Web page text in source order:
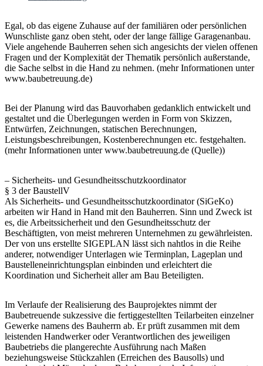
Egal, ob das eigene Zuhause auf der familiären oder persönlichen
Wunschliste ganz oben steht, oder der lange fällige Garagenanbau.
Viele angehende Bauherren sehen sich angesichts der vielen offenen
Fragen und der Komplexität der Thematik persönlich außerstande,
die Sache selbst in die Hand zu nehmen. (mehr Informationen unter
www.baubetreuung.de)
Bei der Planung wird das Bauvorhaben gedanklich entwickelt und
gestaltet und die Überlegungen werden in Form von Skizzen,
Entwürfen, Zeichnungen, statischen Berechnungen,
Leistungsbeschreibungen, Kostenberechnungen etc. festgehalten.
(mehr Informationen unter www.baubetreuung.de (Quelle))
– Sicherheits- und Gesundheitsschutzkoordinator
§ 3 der BaustellV
Als Sicherheits- und Gesundheitsschutzkoordinator (SiGeKo)
arbeiten wir Hand in Hand mit den Bauherren. Sinn und Zweck ist
es, die Arbeitssicherheit und den Gesundheitsschutz der
Beschäftigten, von meist mehreren Unternehmen zu gewährleisten.
Der von uns erstellte SIGEPLAN lässt sich nahtlos in die Reihe
anderer, notwendiger Unterlagen wie Terminplan, Lageplan und
Baustelleneinrichtungsplan einbinden und erleichtert die
Koordination und Sicherheit aller am Bau Beteiligten.
Im Verlaufe der Realisierung des Bauprojektes nimmt der
Baubetreuende sukzessive die fertiggestellten Teilarbeiten einzelner
Gewerke namens des Bauherrn ab. Er prüft zusammen mit dem
leistenden Handwerker oder Verantwortlichen des jeweiligen
Baubetriebs die plangerechte Ausführung nach Maßen
beziehungsweise Stückzahlen (Erreichen des Bausolls) und